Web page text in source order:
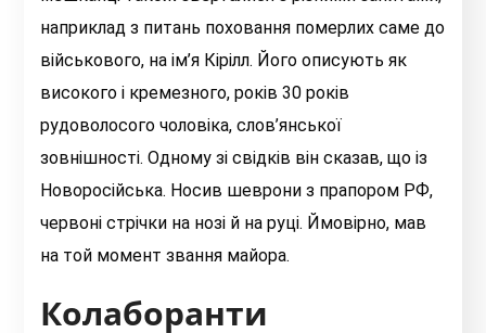
наприклад з питань поховання померлих саме до
військового, на ім’я Кірілл. Його описують як
високого і кремезного, років 30 років
рудоволосого чоловіка, слов’янської
зовнішності. Одному зі свідків він сказав, що із
Новоросійська. Носив шеврони з прапором РФ,
червоні стрічки на нозі й на руці. Ймовірно, мав
на той момент звання майора.
Колаборанти